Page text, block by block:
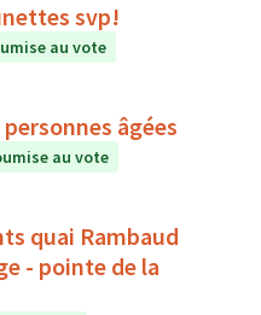
svp!
au vote
âgées
au vote
quai Rambaud
- pointe de la